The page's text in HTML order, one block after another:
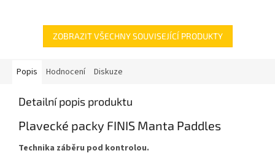
ZOBRAZIT VŠECHNY SOUVISEJÍCÍ PRODUKTY
Popis Hodnocení Diskuze
Detailní popis produktu
Plavecké packy FINIS Manta Paddles
Technika záběru pod kontrolou.